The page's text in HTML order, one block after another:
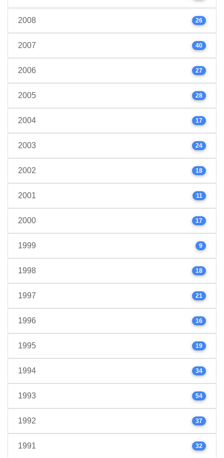
2008 26
2007 40
2006 27
2005 28
2004 17
2003 24
2002 18
2001 11
2000 17
1999 9
1998 18
1997 21
1996 16
1995 19
1994 34
1993 54
1992 37
1991 32